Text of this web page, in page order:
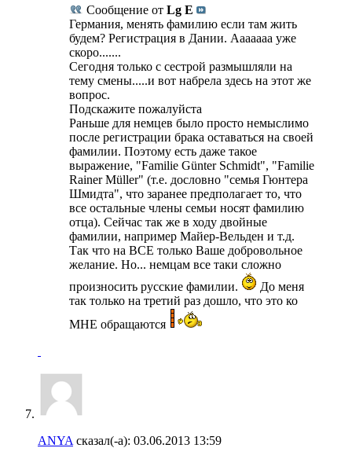
Сообщение от Lg E
Германия, менять фамилию если там жить
будем? Регистрация в Дании. Ааааааа уже
скоро.......
Сегодня только с сестрой размышляли на
тему смены.....и вот набрела здесь на этот же
вопрос.
Подскажите пожалуйста
Раньше для немцев было просто немыслимо
после регистрации брака оставаться на своей
фамилии. Поэтому есть даже такое
выражение, "Familie Günter Schmidt", "Familie
Rainer Müller" (т.е. дословно "семья Гюнтера
Шмидта", что заранее предполагает то, что
все остальные члены семьи носят фамилию
отца). Сейчас так же в ходу двойные
фамилии, например Mайер-Вельден и т.д.
Так что на ВСЕ только Ваше добровольное
желание. Но... немцам все таки сложно
произносить русские фамилии.
До меня
так только на третий раз дошло, что это ко
МНЕ обращаются
ANYA сказал(-а): 03.06.2013 13:59